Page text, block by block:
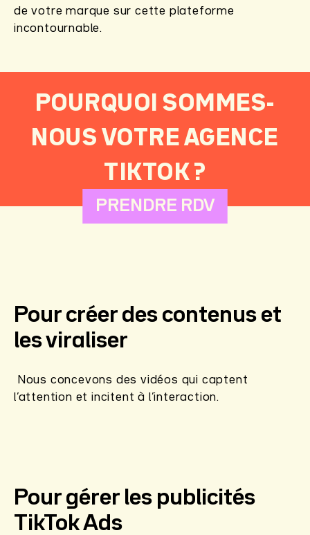
de votre marque sur cette plateforme
incontournable.
POURQUOI SOMMES-
NOUS VOTRE AGENCE
TIKTOK ?
PRENDRE RDV
Pour créer des contenus et
les viraliser
Nous concevons des vidéos qui captent
l’attention et incitent à l’interaction.
Pour gérer les publicités
TikTok Ads